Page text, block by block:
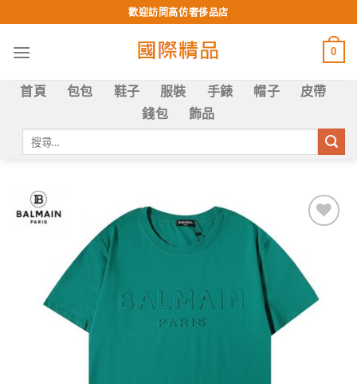
to
content
歡迎訪問高仿奢侈品店
0
首頁 包包 鞋子 服裝 手錶 帽子
皮帶
錢包
飾品
字: